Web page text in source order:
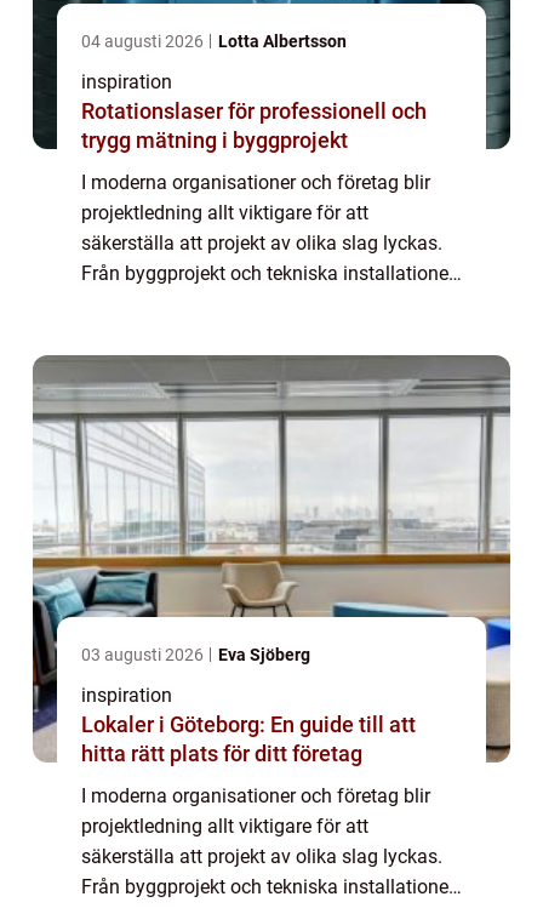
04 augusti 2026 Lotta Albertsson
inspiration
Rotationslaser för professionell och
trygg mätning i byggprojekt
I moderna organisationer och företag blir
projektledning allt viktigare för att
säkerställa att projekt av olika slag lyckas.
Från byggprojekt och tekniska installationer
03 augusti 2026 Eva Sjöberg
inspiration
Lokaler i Göteborg: En guide till att
hitta rätt plats för ditt företag
I moderna organisationer och företag blir
projektledning allt viktigare för att
säkerställa att projekt av olika slag lyckas.
Från byggprojekt och tekniska installationer